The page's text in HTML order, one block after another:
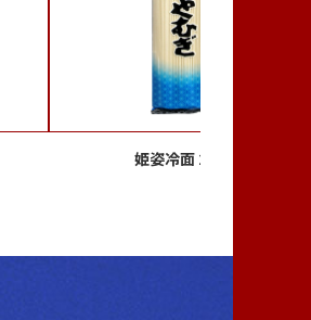
姫姿冷面 250g